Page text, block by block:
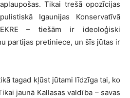
Tikai trešā opozīcijas
Igaunijas Konservatīvā
– tiešām ir ideoloģiski
partijas pretiniece, un šīs jūtas ir
tagad kļūst jūtami līdzīga tai, ko
jaunā Kallasas valdība – savas